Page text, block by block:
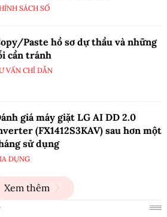
SÁCH SỐ
Paste hồ sơ dự thầu và những
cần tránh
VẤN CHỈ DẪN
giá máy giặt LG AI DD 2.0
(FX1412S3KAV) sau hơn một
sử dụng
DỤNG
Xem thêm